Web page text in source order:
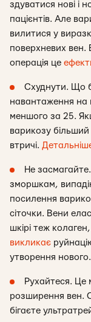
здуватися нові і
пацієнтів. Але
вилитися у
поверхневих вен.
операція це
Схуднути. Що
навантаження на
меншого за 25.
варикозу
втричі.
Не
зморшкам,
посилення
сіточки. Вени
шкірі теж
викликає
утворення нового.
Рухайтеся. Це
розширення вен.
бігаєте